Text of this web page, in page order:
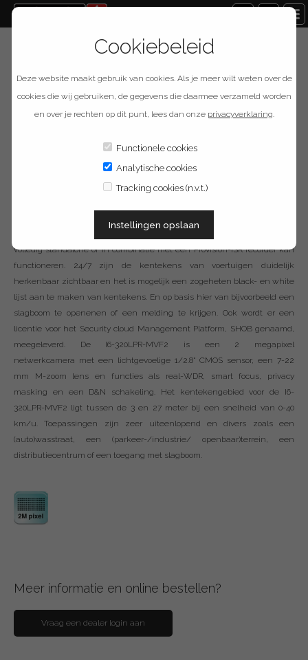
Terug naar overzicht
Provision ISR I6-
320LPR-MVF2
volledig standalone of in combinatie met een Provision-ISR recorder kan
functioneren. 24/7 zijn de kentekens van voertuigen duidelijk
herkenbaar zichtbaar en het is mogelijk een zogeheten black- en white
lijst aan te maken van kentekens. En op basis hier van bijvoorbeeld een
slagboom te openenen of een melding te krijgen. Ook wordt er een
licentie voor het Security cloud Management Platform, SHOB genaamd,
meegeleverd. De I6-320LPR-MVF2 is een 2 megapixel
netwerkcamera met een lichtgevoelige 1/2.8" CMOS sensor, een 7-22
mm M-zoom lens en functies als real-WDR, smart focus, privacy
masking en een D&N schakeling. Het kentekengebied voor de I6-
320LPR-MVF2 ligt tussen de 3 en 27 meter bij een snelheid van 0-40
km/u. Toepassingen zijn zeer uiteenlopend en divers zoals een
(auto)wasstraat, een (parkeer-/industrie/ openbaar)terrein, een
distributiecentrum of een toegang met slagboom.
Meer informatie en online bestellen?
Vraag een dealer login aan
Cookiebeleid
Deze website maakt gebruik van cookies. Als je meer wilt weten over de
cookies die wij gebruiken, de gegevens die daarmee verzameld worden
en over je rechten op dit punt, lees dan onze privacyverklaring.
Functionele cookies
Analytische cookies
Tracking cookies (n.v.t.)
Instellingen opslaan